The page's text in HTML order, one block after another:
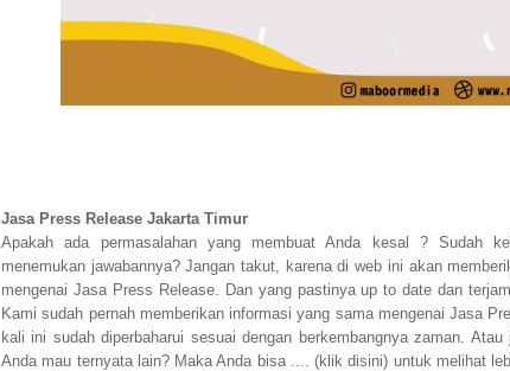
Jasa Press Release Jakarta Timur
Apakah ada permasalahan yang membuat Anda kesal ? Sudah
menemukan jawabannya? Jangan takut, karena di web ini akan
mengenai Jasa Press Release. Dan yang pastinya up to date dan
Kami sudah pernah memberikan informasi yang sama mengenai Jasa
kali ini sudah diperbaharui sesuai dengan berkembangnya zaman. Atau
Anda mau ternyata lain? Maka Anda bisa .... (klik disini) untuk melihat